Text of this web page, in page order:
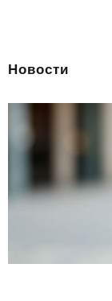
Новости